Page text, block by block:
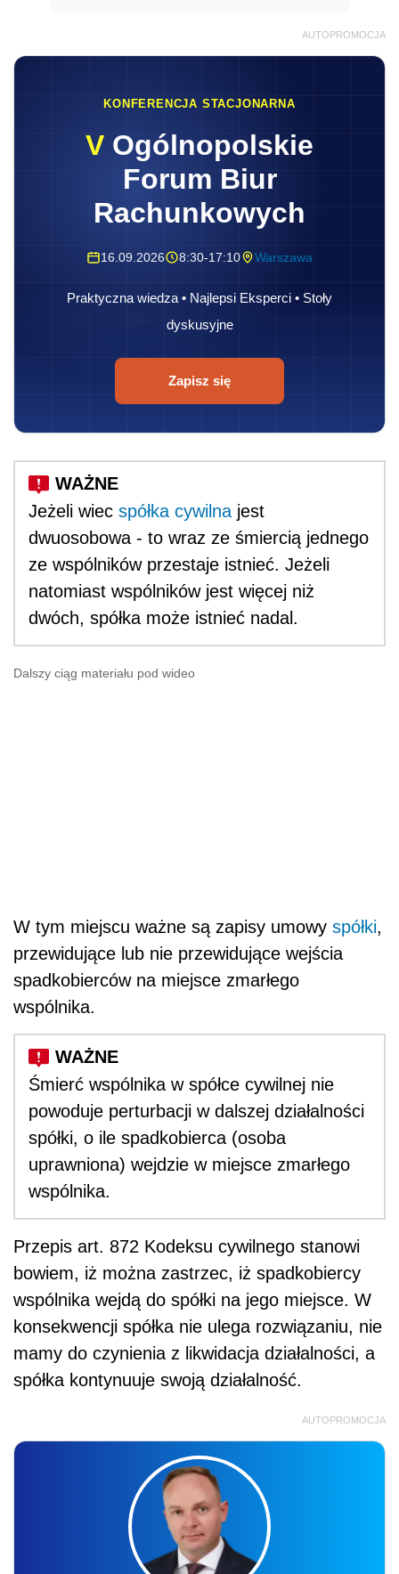
AUTOPROMOCJA
KONFERENCJA STACJONARNA
V Ogólnopolskie
Forum Biur
Rachunkowych
16.09.2026 8:30-17:10 Warszawa
Praktyczna wiedza • Najlepsi Eksperci • Stoły
dyskusyjne
Zapisz się
Jeżeli wiec spółka cywilna jest
dwuosobowa - to wraz ze śmiercią jednego
ze wspólników przestaje istnieć. Jeżeli
natomiast wspólników jest więcej niż
dwóch, spółka może istnieć nadal.
Dalszy ciąg materiału pod wideo
W tym miejscu ważne są zapisy umowy spółki,
przewidujące lub nie przewidujące wejścia
spadkobierców na miejsce zmarłego
wspólnika.
Śmierć wspólnika w spółce cywilnej nie
powoduje perturbacji w dalszej działalności
spółki, o ile spadkobierca (osoba
uprawniona) wejdzie w miejsce zmarłego
wspólnika.
Przepis art. 872 Kodeksu cywilnego stanowi
bowiem, iż można zastrzec, iż spadkobiercy
wspólnika wejdą do spółki na jego miejsce. W
konsekwencji spółka nie ulega rozwiązaniu, nie
mamy do czynienia z likwidacja działalności, a
spółka kontynuuje swoją działalność.
AUTOPROMOCJA